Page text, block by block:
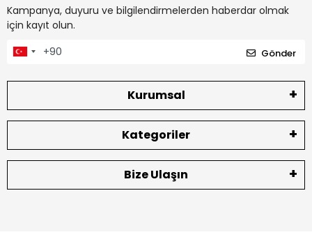
Kampanya, duyuru ve bilgilendirmelerden haberdar olmak
için kayıt olun.
Gönder
Kurumsal
Kategoriler
Bize Ulaşın